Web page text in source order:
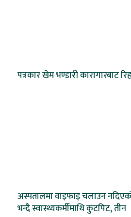
पत्रकार खेम भण्डारी कारागारबाट
अस्पतालमा वाइफाइ चलाउन
भन्दै स्वास्थ्यकर्मीमाथि कुटपिट, तीन